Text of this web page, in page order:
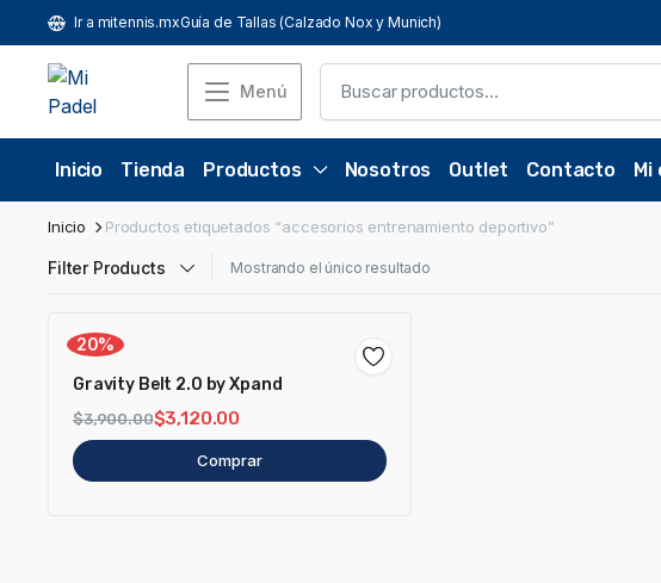
Ir a mitennis.mxGuía de Tallas (Calzado Nox y Munich)
Menú
Inicio Tienda Productos Nosotros Outlet Contacto Mi
Inicio Productos etiquetados “accesorios entrenamiento deportivo”
Filter Products Mostrando el único resultado
20%
Gravity Belt 2.0 by Xpand
$3,900.00$3,120.00
Comprar